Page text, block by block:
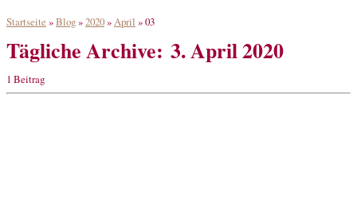
Startseite »Blog»2020»April »03
Tägliche Archive: 3. April 2020
1 Beitrag